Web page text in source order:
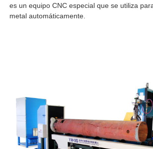
es un equipo CNC especial que se utiliza
metal automáticamente.